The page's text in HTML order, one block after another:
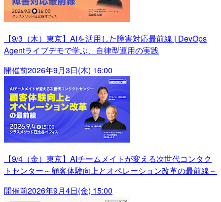
【9/3（木）東京】AIを活用した障害対応最前線 | DevOps
Agentライブデモで学ぶ、自律型運用の実践
開催前2026年9月3日(木) 16:00
【9/4（金）東京】AIチームメイトが変える次世代コンタク
トセンター～顧客体験向上とオペレーション改革の最前線～
開催前2026年9月4日(金) 15:00